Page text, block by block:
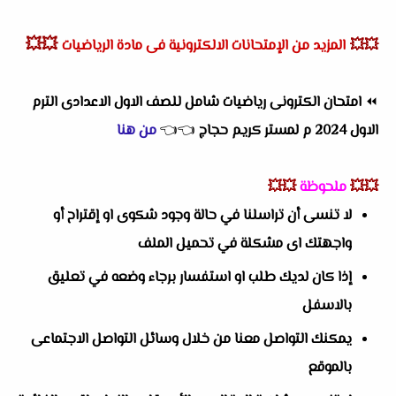
💥💥 المزيد من الإمتحانات الالكترونية فى مادة الرياضيات 💥💥
⏪ امتحان الكترونى رياضيات شامل للصف الاول الاعدادى الترم
الاول 2024 م لمستر كريم حجاج
👈
👈من هنا
💥💥ملحوظة💥💥
لا تنسى أن تراسلنا في حالة وجود شكوى او إقتراح أو
واجهتك اى مشكلة في تحميل الملف
إذا كان لديك طلب او استفسار برجاء وضعه في تعليق
بالاسفل
يمكنك التواصل معنا من خلال وسائل التواصل الاجتماعى
بالموقع